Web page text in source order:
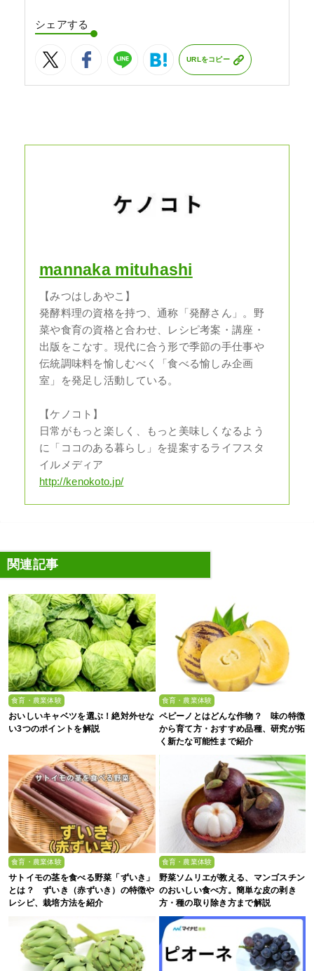
シェアする
URLをコピー
mannaka mituhashi
【みつはしあやこ】
発酵料理の資格を持つ、通称「発酵さん」。野
菜や食育の資格と合わせ、レシピ考案・講座・
出版をこなす。現代に合う形で季節の手仕事や
伝統調味料を愉しむべく「食べる愉しみ企画
室」を発足し活動している。
【ケノコト】
日常がもっと楽しく、もっと美味しくなるよう
に「ココのある暮らし」を提案するライフスタ
イルメディア
http://kenokoto.jp/
関連記事
食育・農業体験
おいしいキャベツを選ぶ！絶対外せな
い3つのポイントを解説
食育・農業体験
ペピーノとはどんな作物？ 味の特徴
から育て方・おすすめ品種、研究が拓
く新たな可能性まで紹介
食育・農業体験
サトイモの茎を食べる野菜「ずいき」
とは？ ずいき（赤ずいき）の特徴や
レシピ、栽培方法を紹介
食育・農業体験
野菜ソムリエが教える、マンゴスチン
のおいしい食べ方。簡単な皮の剥き
方・種の取り除き方まで解説